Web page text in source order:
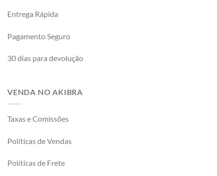
Entrega Rápida
Pagamento Seguro
30 dias para devolução
VENDA NO AKIBRA
Taxas e Comissões
Políticas de Vendas
Políticas de Frete